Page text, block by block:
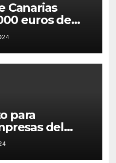
Canarias
euros de
en ayudas a la
flota
para
del
y textil